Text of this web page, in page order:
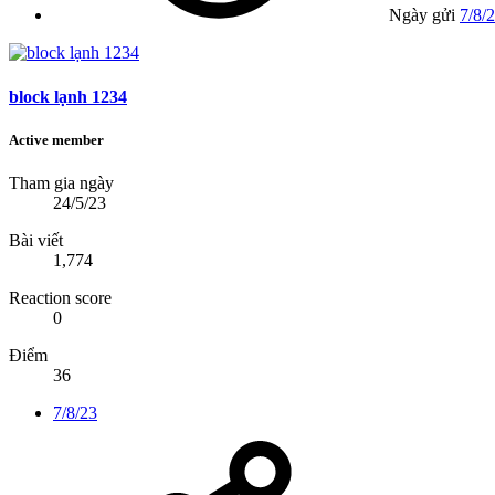
Ngày gửi 7/8/
block lạnh 1234
Active member
Tham gia ngày
24/5/23
Bài viết
1,774
Reaction score
0
Điểm
36
7/8/23